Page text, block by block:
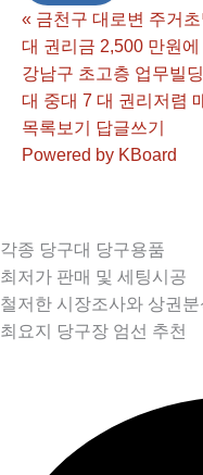
« 금천구 대로변 주거
대 권리금 2,500 만원에
강남구 초고층 업무빌
대 중대 7 대 권리저렴
목록보기
답글쓰기
Powered by KBoard
각종 당구대 당구용품
최저가 판매 및 세팅시공
철저한 시장조사와 상권분
최요지 당구장 엄선 추천